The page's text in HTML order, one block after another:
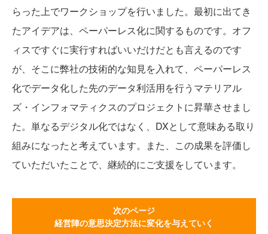
らった上でワークショップを行いました。最初に出てき
たアイデアは、ペーパーレス化に関するものです。オフ
ィスですぐに実行すればいいだけだとも言えるのです
が、そこに弊社の技術的な知見を入れて、ペーパーレス
化でデータ化した先のデータ利活用を行うマテリアル
ズ・インフォマティクスのプロジェクトに昇華させまし
た。単なるデジタル化ではなく、DXとして意味ある取り
組みになったと考えています。また、この成果を評価し
ていただいたことで、継続的にご支援をしています。
次のページ
経営陣の意思決定方法に変化を与えていく